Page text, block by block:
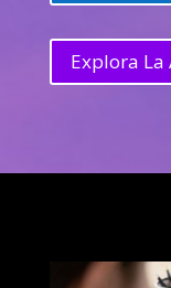
Explora La